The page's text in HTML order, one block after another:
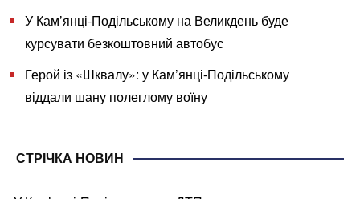
У Кам’янці-Подільському на Великдень буде
курсувати безкоштовний автобус
Герой із «Шквалу»: у Кам’янці-Подільському
віддали шану полеглому воїну
СТРІЧКА НОВИН